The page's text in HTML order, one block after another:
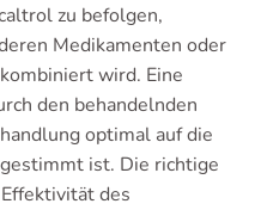
zu befolgen,
Medikamenten oder
wird. Eine
den behandelnden
optimal auf die
ist. Die richtige
des